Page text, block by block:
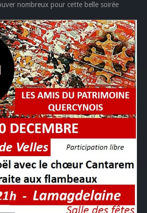
nombreux pour cette belle soirée